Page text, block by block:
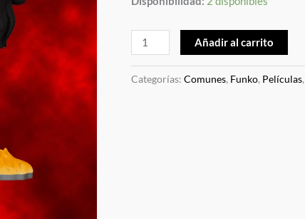
Añadir al carrito
Categorías: Comunes, Funko, Películas,